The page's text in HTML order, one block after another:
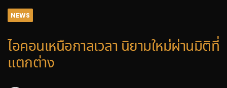
NEWS
ไอคอนเหนือกาลเวลา นิยามใหม่ผ่านมิติที่
แตกต่าง